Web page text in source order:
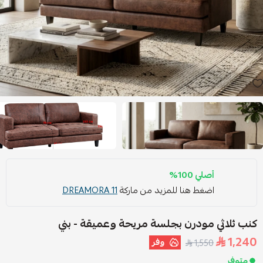
أصلي 100%
اضغط هنا للمزيد من ماركةDREAMORA 11
كنب ثلاثي مودرن بجلسة مريحة وعميقة - بني
1,240
1,550 وفر